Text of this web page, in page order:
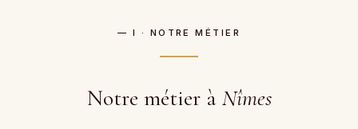
— I · NOTRE MÉTIER
Notre métier à Nîmes